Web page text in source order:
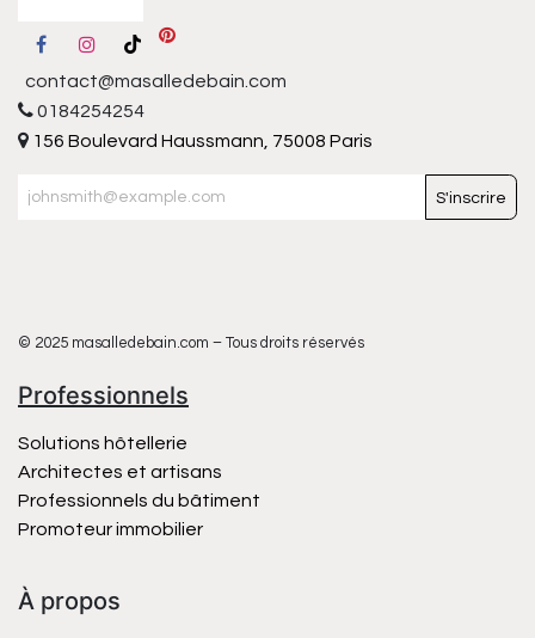
contact@masalledebain.com
0184254254
156 Boulevard Haussmann, 75008 Paris
S'inscrire
© 2025 masalledebain.com – Tous droits réservés
Professionnels
Solutions hôtellerie
Architectes et artisans
Professionnels du bâtiment
Promoteur immobilier
À propos